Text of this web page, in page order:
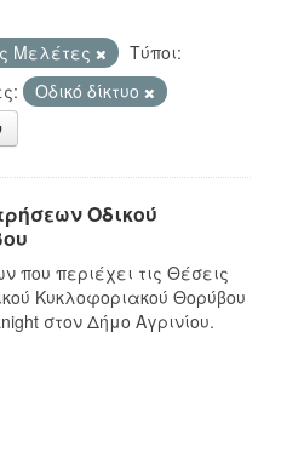
Μελέτες
Τύποι:
Οδικό δίκτυο
Οδικού
που περιέχει τις Θέσεις
Κυκλοφοριακού Θορύβου
στον Δήμο Αγρινίου.